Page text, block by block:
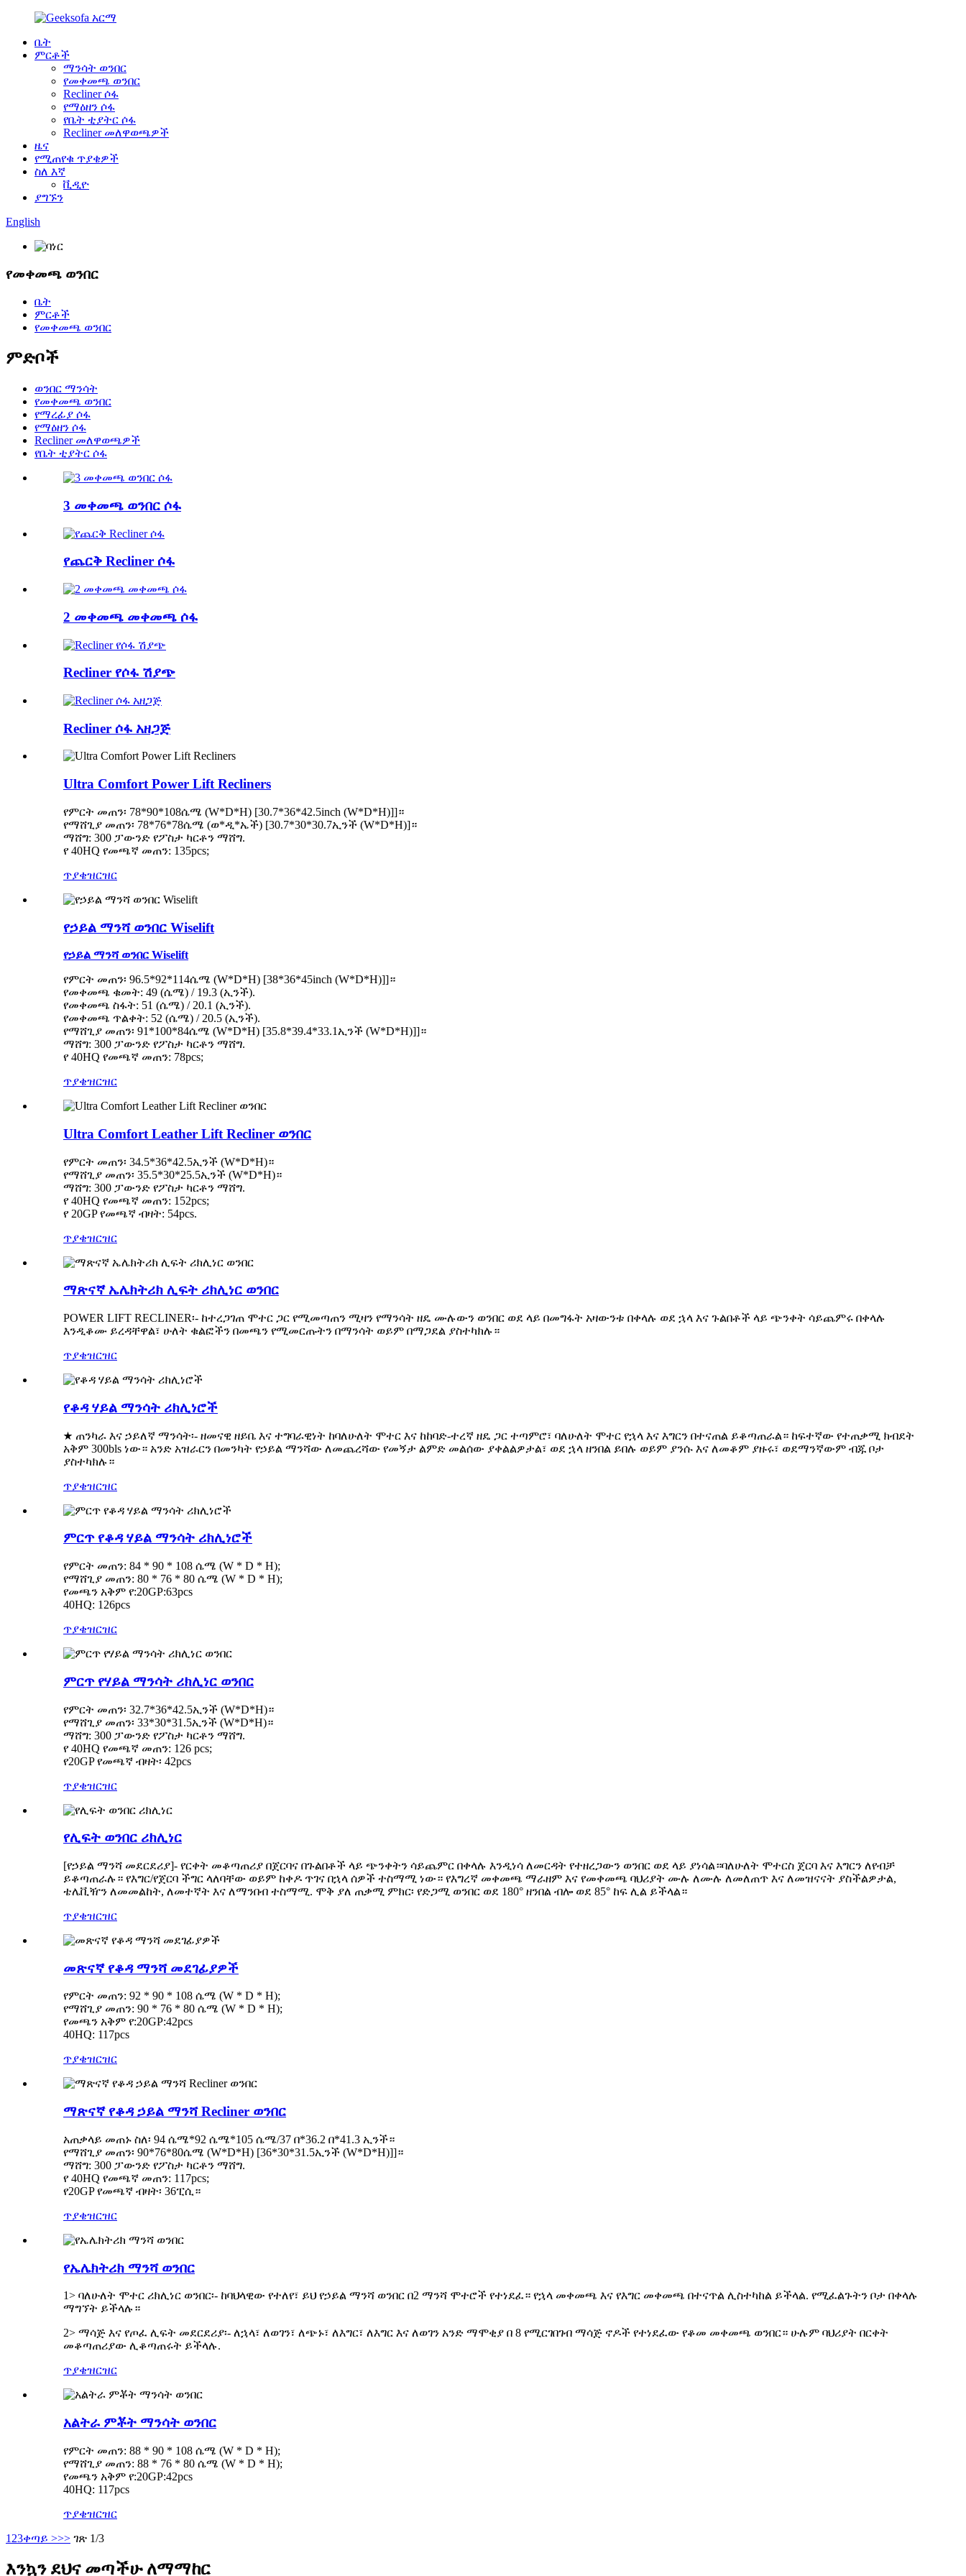
ቤት
ምርቶች
ማንሳት ወንበር
የመቀመጫ ወንበር
Recliner ሶፋ
የማዕዘን ሶፋ
የቤት ቲያትር ሶፋ
Recliner መለዋወጫዎች
ዜና
የሚጠየቁ ጥያቄዎች
ስለ እኛ
ቪዲዮ
ያግኙን
English
የመቀመጫ ወንበር
ቤት
ምርቶች
የመቀመጫ ወንበር
ምድቦች
ወንበር ማንሳት
የመቀመጫ ወንበር
የማረፊያ ሶፋ
የማዕዘን ሶፋ
Recliner መለዋወጫዎች
የቤት ቲያትር ሶፋ
3 መቀመጫ ወንበር ሶፋ
የጨርቅ Recliner ሶፋ
2 መቀመጫ መቀመጫ ሶፋ
Recliner የሶፋ ሽያጭ
Recliner ሶፋ አዘጋጅ
Ultra Comfort Power Lift Recliners
የምርት መጠን፡ 78*90*108ሴሜ (W*D*H) [30.7*36*42.5inch (W*D*H)]]።
የማሸጊያ መጠን፡ 78*76*78ሴሜ (ወ*ዲ*ኤች) [30.7*30*30.7ኢንች (W*D*H)]።
ማሸግ: 300 ፓውንድ የፖስታ ካርቶን ማሸግ.
የ 40HQ የመጫኛ መጠን: 135pcs;
ጥያቄዝርዝር
የኃይል ማንሻ ወንበር Wiselift
የኃይል ማንሻ ወንበር Wiselift
የምርት መጠን፡ 96.5*92*114ሴሜ (W*D*H) [38*36*45inch (W*D*H)]]።
የመቀመጫ ቁመት: 49 (ሴሜ) / 19.3 (ኢንች).
የመቀመጫ ስፋት: 51 (ሴሜ) / 20.1 (ኢንች).
የመቀመጫ ጥልቀት: 52 (ሴሜ) / 20.5 (ኢንች).
የማሸጊያ መጠን፡ 91*100*84ሴሜ (W*D*H) [35.8*39.4*33.1ኢንች (W*D*H)]]።
ማሸግ: 300 ፓውንድ የፖስታ ካርቶን ማሸግ.
የ 40HQ የመጫኛ መጠን: 78pcs;
ጥያቄዝርዝር
Ultra Comfort Leather Lift Recliner ወንበር
የምርት መጠን፡ 34.5*36*42.5ኢንች (W*D*H)።
የማሸጊያ መጠን፡ 35.5*30*25.5ኢንች (W*D*H)።
ማሸግ: 300 ፓውንድ የፖስታ ካርቶን ማሸግ.
የ 40HQ የመጫኛ መጠን: 152pcs;
የ 20GP የመጫኛ ብዛት: 54pcs.
ጥያቄዝርዝር
ማጽናኛ ኤሌክትሪክ ሊፍት ሪክሊነር ወንበር
POWER LIFT RECLINER፡- ከተረጋገጠ ሞተር ጋር የሚመጣጠን ሚዛን የማንሳት ዘዴ ሙሉውን ወንበር ወደ ላይ በመግፋት አዛውንቱ በቀላሉ ወደ ኋላ እና ጉልበቶች ላይ ጭንቀት ሳይጨምሩ በቀላሉ
እንዲቆሙ ይረዳቸዋል፣ ሁለት ቁልፎችን በመጫን የሚመርጡትን በማንሳት ወይም በማጋደል ያስተካክሉ።
ጥያቄዝርዝር
የቆዳ ሃይል ማንሳት ሪክሊነሮች
★ ጠንካራ እና ኃይለኛ ማንሳት፡- ዘመናዊ ዘይቤ እና ተግባራዊነት ከባለሁለት ሞተር እና ከከባድ-ተረኛ ዘዴ ጋር ተጣምሮ፣ ባለሁለት ሞተር የኋላ እና እግርን በተናጠል ይቆጣጠራል። ከፍተኛው የተጠቃሚ ክብደት
አቅም 300bls ነው። አንድ አዝራርን በመንካት የኃይል ማንሻው ለመጨረሻው የመኝታ ልምድ መልሰው ያቀልልዎታል፣ ወደ ኋላ ዘንበል ይበሉ ወይም ያንሱ እና ለመቆም ያዙሩ፣ ወደማንኛውም ብጁ ቦታ
ያስተካክሉ።
ጥያቄዝርዝር
ምርጥ የቆዳ ሃይል ማንሳት ሪክሊነሮች
የምርት መጠን: 84 * 90 * 108 ሴሜ (W * D * H);
የማሸጊያ መጠን: 80 * 76 * 80 ሴሜ (W * D * H);
የመጫን አቅም የ:20GP:63pcs
40HQ: 126pcs
ጥያቄዝርዝር
ምርጥ የሃይል ማንሳት ሪክሊነር ወንበር
የምርት መጠን፡ 32.7*36*42.5ኢንች (W*D*H)።
የማሸጊያ መጠን፡ 33*30*31.5ኢንች (W*D*H)።
ማሸግ: 300 ፓውንድ የፖስታ ካርቶን ማሸግ.
የ 40HQ የመጫኛ መጠን: 126 pcs;
የ20GP የመጫኛ ብዛት፡ 42pcs
ጥያቄዝርዝር
የሊፍት ወንበር ሪክሊነር
[የኃይል ማንሻ መደርደሪያ]- የርቀት መቆጣጠሪያ በጀርባና በጉልበቶች ላይ ጭንቀትን ሳይጨምር በቀላሉ እንዲነሳ ለመርዳት የተዘረጋውን ወንበር ወደ ላይ ያነሳል።ባለሁለት ሞተርስ ጀርባ እና እግርን ለየብቻ
ይቆጣጠራሉ። የእግር/የጀርባ ችግር ላለባቸው ወይም ከቀዶ ጥገና በኋላ ሰዎች ተስማሚ ነው። የእግረኛ መቀመጫ ማራዘም እና የመቀመጫ ባህሪያት ሙሉ ለሙሉ ለመለጠጥ እና ለመዝናናት ያስችልዎታል,
ቴሌቪዥን ለመመልከት, ለመተኛት እና ለማንበብ ተስማሚ. ሞቅ ያለ ጠቃሚ ምክር፡ የድጋሚ ወንበር ወደ 180° ዘንበል ብሎ ወደ 85° ከፍ ሊል ይችላል።
ጥያቄዝርዝር
መጽናኛ የቆዳ ማንሻ መደገፊያዎች
የምርት መጠን: 92 * 90 * 108 ሴሜ (W * D * H);
የማሸጊያ መጠን: 90 * 76 * 80 ሴሜ (W * D * H);
የመጫን አቅም የ:20GP:42pcs
40HQ: 117pcs
ጥያቄዝርዝር
ማጽናኛ የቆዳ ኃይል ማንሻ Recliner ወንበር
አጠቃላይ መጠኑ ስለ፡ 94 ሴሜ*92 ሴሜ*105 ሴሜ/37 በ*36.2 በ*41.3 ኢንች።
የማሸጊያ መጠን፡ 90*76*80ሴሜ (W*D*H) [36*30*31.5ኢንች (W*D*H)]]።
ማሸግ: 300 ፓውንድ የፖስታ ካርቶን ማሸግ.
የ 40HQ የመጫኛ መጠን: 117pcs;
የ20GP የመጫኛ ብዛት፡ 36ፒሲ።
ጥያቄዝርዝር
የኤሌክትሪክ ማንሻ ወንበር
1> ባለሁለት ሞተር ሪክሊነር ወንበር፡- ከባህላዊው የተለየ፣ ይህ የኃይል ማንሻ ወንበር በ2 ማንሻ ሞተሮች የተነደፈ። የኋላ መቀመጫ እና የእግር መቀመጫ በተናጥል ሊስተካከል ይችላል. የሚፈልጉትን ቦታ በቀላሉ
ማግኘት ይችላሉ።
2> ማሳጅ እና የጦፈ ሊፍት መደርደሪያ፡- ለኋላ፣ ለወገን፣ ለጭኑ፣ ለእግር፣ ለእግር እና ለወገን አንድ ማሞቂያ በ 8 የሚርገበገብ ማሳጅ ኖዶች የተነደፈው የቆመ መቀመጫ ወንበር። ሁሉም ባህሪያት በርቀት
መቆጣጠሪያው ሊቆጣጠሩት ይችላሉ.
ጥያቄዝርዝር
አልትራ ምቾት ማንሳት ወንበር
የምርት መጠን: 88 * 90 * 108 ሴሜ (W * D * H);
የማሸጊያ መጠን: 88 * 76 * 80 ሴሜ (W * D * H);
የመጫን አቅም የ:20GP:42pcs
40HQ: 117pcs
ጥያቄዝርዝር
1 23ቀጣይ >>> ገጽ 1/3
እንኳን ደህና መጣችሁ ለማማከር